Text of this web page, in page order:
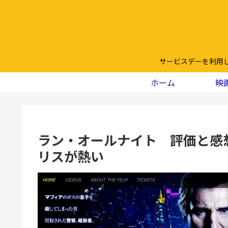
サービスデーを利用
ホーム 映
ラン・オールナイト 評価と感
リスが熱い